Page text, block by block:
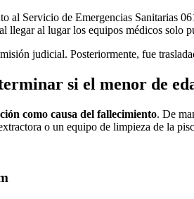
al Servicio de Emergencias Sanitarias
llegar al lugar los equipos médicos solo
judicial. Posteriormente, fue
si el menor de
como causa del fallecimiento. De
o un equipo de limpieza de la